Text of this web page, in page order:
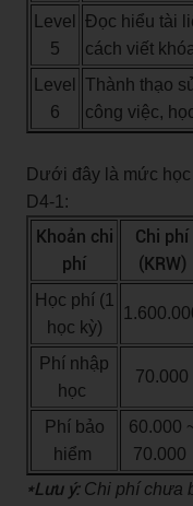
Level
5
Đọc hiểu tài
cách viết
Level
6
Thành thạo
công việc,
Dưới đây là mức
D4-1:
Khoản chi
phí
Chi phí
(KRW)
Học phí (1
học kỳ)
Phí nhập
học
70.000
Phí bảo
hiểm
60.000
70.000
*Lưu ý:Chi phí chưa